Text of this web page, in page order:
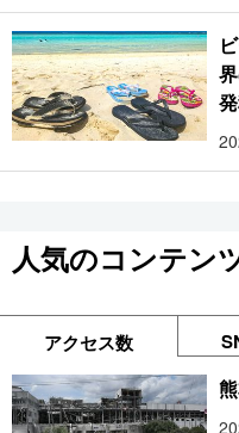
人気のコンテン
アクセス数